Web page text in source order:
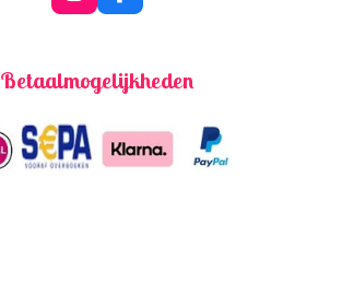
n
a
r
a
m
a
b
k
Betaalmogelijkheden